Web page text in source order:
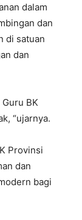
dalam
dan
di satuan
dan
BK
“ujarnya.
Provinsi
dan
bagi